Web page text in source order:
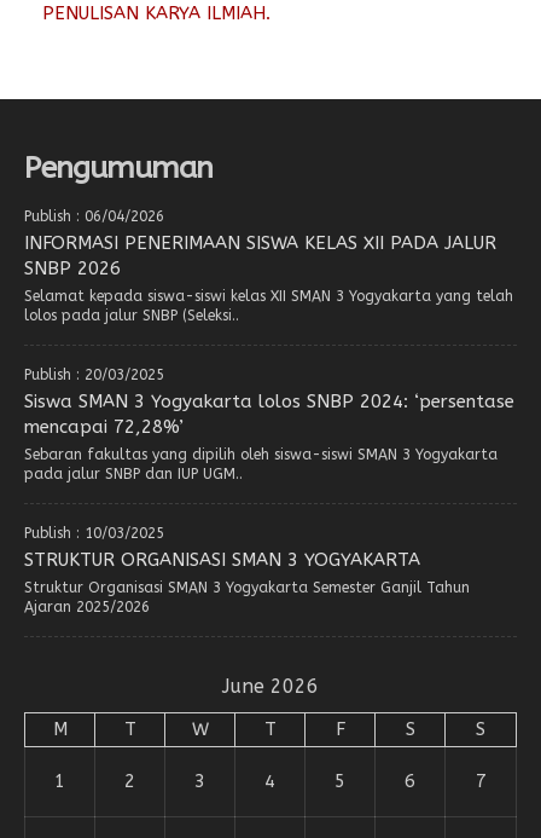
PENULISAN KARYA ILMIAH.
Pengumuman
Publish : 06/04/2026
INFORMASI PENERIMAAN SISWA KELAS XII PADA JALUR
SNBP 2026
Selamat kepada siswa-siswi kelas XII SMAN 3 Yogyakarta yang telah
lolos pada jalur SNBP (Seleksi..
Publish : 20/03/2025
Siswa SMAN 3 Yogyakarta lolos SNBP 2024: ‘persentase
mencapai 72,28%’
Sebaran fakultas yang dipilih oleh siswa-siswi SMAN 3 Yogyakarta
pada jalur SNBP dan IUP UGM..
Publish : 10/03/2025
STRUKTUR ORGANISASI SMAN 3 YOGYAKARTA
Struktur Organisasi SMAN 3 Yogyakarta Semester Ganjil Tahun
Ajaran 2025/2026
June 2026
M T W T F S S
1 2 3 4 5 6 7